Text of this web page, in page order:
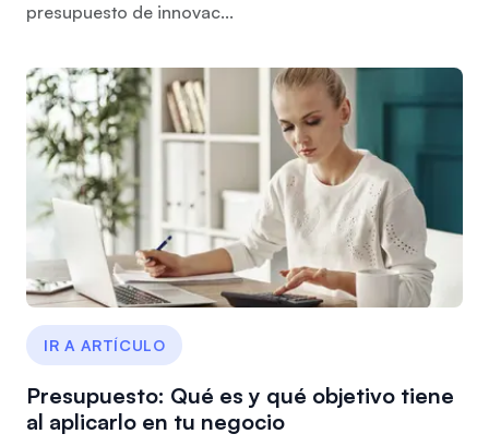
presupuesto de innovac...
IR A ARTÍCULO
Presupuesto: Qué es y qué objetivo tiene
al aplicarlo en tu negocio